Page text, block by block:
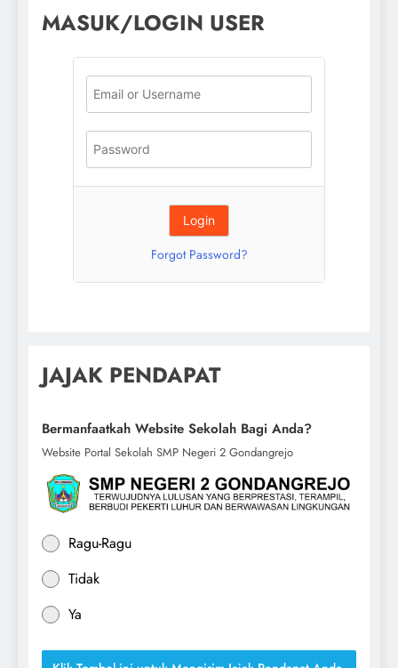
MASUK/LOGIN USER
Forgot Password?
JAJAK PENDAPAT
Bermanfaatkah Website Sekolah Bagi Anda?
Website Portal Sekolah SMP Negeri 2 Gondangrejo
Ragu-Ragu
Tidak
Ya